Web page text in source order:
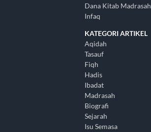
Dana Kitab Madrasah
Infaq
KATEGORI ARTIKEL
Aqidah
Tasauf
Fiqh
Hadis
Ibadat
Madrasah
Biografi
Sejarah
Isu Semasa